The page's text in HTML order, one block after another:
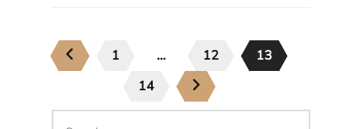
1 … 12
13
14